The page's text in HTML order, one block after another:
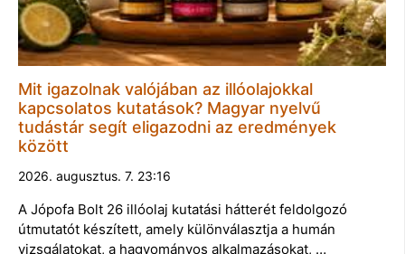
Mit igazolnak valójában az illóolajokkal
kapcsolatos kutatások? Magyar nyelvű
tudástár segít eligazodni az eredmények
között
2026. augusztus. 7. 23:16
A Jópofa Bolt 26 illóolaj kutatási hátterét feldolgozó
útmutatót készített, amely különválasztja a humán
vizsgálatokat, a hagyományos alkalmazásokat, …